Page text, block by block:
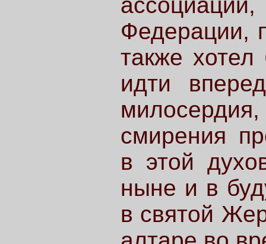
Федерации,
также
идти
смирения
в этой
ныне и в
в святой